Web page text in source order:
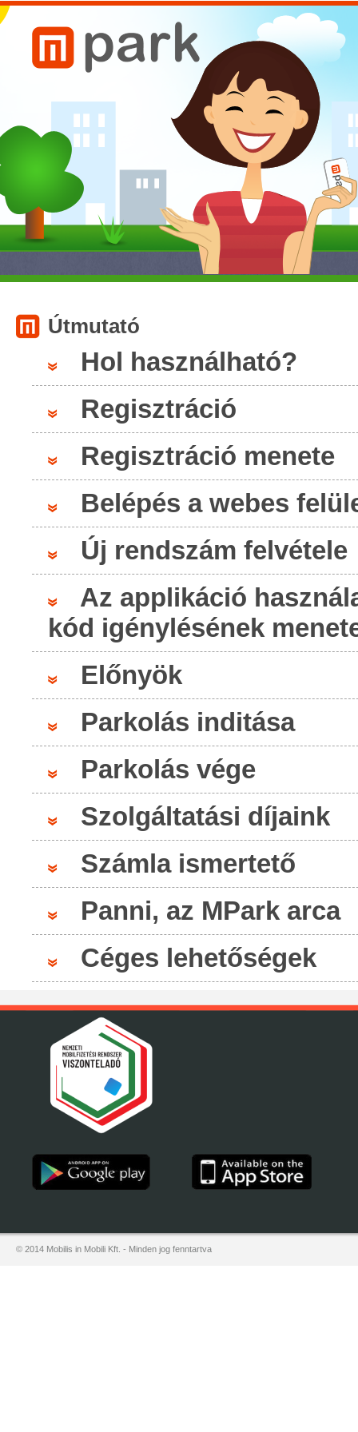
Útmutató
Hol használható?
Regisztráció
Regisztráció menete
Belépés a webes
Új rendszám felvétele
Az applikáció
kód igénylésének
Előnyök
Parkolás inditása
Parkolás vége
Szolgáltatási díjaink
Számla ismertető
Panni, az MPark arca
Céges lehetőségek
© 2014 Mobilis in Mobili Kft. - Minden jog fenntartva